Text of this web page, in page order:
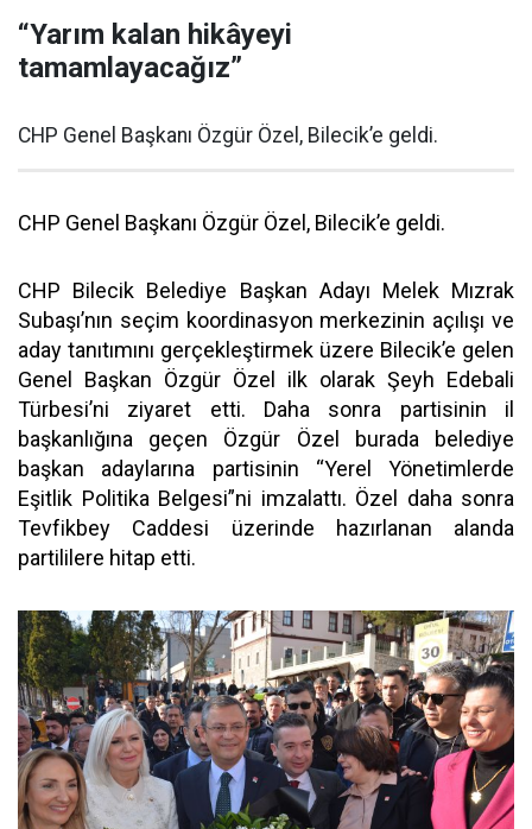
“Yarım kalan hikâyeyi
tamamlayacağız”
CHP Genel Başkanı Özgür Özel, Bilecik’e geldi.
CHP Genel Başkanı Özgür Özel, Bilecik’e geldi.
CHP Bilecik Belediye Başkan Adayı Melek Mızrak
Subaşı’nın seçim koordinasyon merkezinin açılışı ve
aday tanıtımını gerçekleştirmek üzere Bilecik’e gelen
Genel Başkan Özgür Özel ilk olarak Şeyh Edebali
Türbesi’ni ziyaret etti.
Daha sonra partisinin il
başkanlığına geçen Özgür Özel burada belediye
başkan adaylarına partisinin “Yerel Yönetimlerde
Eşitlik Politika Belgesi”ni imzalattı. Özel daha sonra
Tevfikbey Caddesi üzerinde hazırlanan alanda
partililere hitap etti.